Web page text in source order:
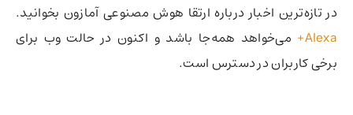
در تازه‌ترین اخبار درباره ارتقا هوش مصنوعی آمازون بخوانید.
Alexa+
می‌خواهد همه‌جا باشد و اکنون در حالت وب برای
برخی کاربران در دسترس است.